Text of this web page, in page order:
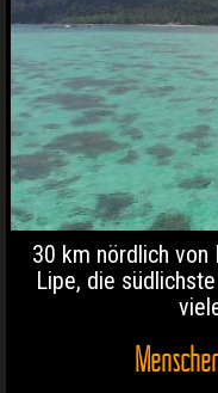
30 km nördlich von
Lipe, die